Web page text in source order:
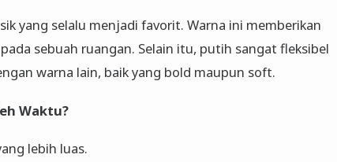
yang selalu menjadi favorit. Warna ini memberikan
sebuah ruangan. Selain itu, putih sangat fleksibel
warna lain, baik yang bold maupun soft.
Waktu?
lebih luas.